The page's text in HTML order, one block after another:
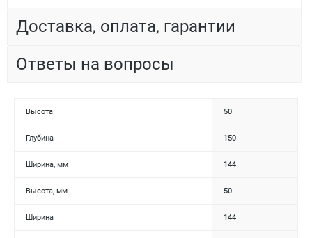
Доставка, оплата, гарантии
Ответы на вопросы
Высота 50
Глубина 150
Ширина, мм 144
Высота, мм 50
Ширина 144